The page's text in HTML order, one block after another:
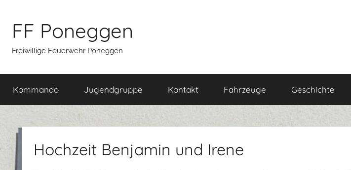
springenFF Poneggen
Freiwillige Feuerwehr Poneggen
Kommando Jugendgruppe Kontakt Fahrzeuge Geschichte
Hochzeit Benjamin und Irene